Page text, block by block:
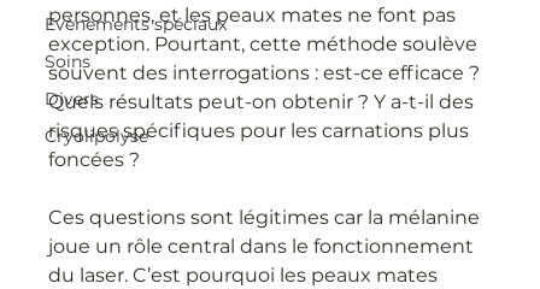
Evènements spéciaux
Soins
Divers
Cryolipolyse
personnes, et les peaux mates ne font pas
exception. Pourtant, cette méthode soulève
souvent des interrogations : est-ce efficace ?
Quels résultats peut-on obtenir ? Y a-t-il des
risques spécifiques pour les carnations plus
foncées ?
Ces questions sont légitimes car la mélanine
joue un rôle central dans le fonctionnement
du laser. C’est pourquoi les peaux mates